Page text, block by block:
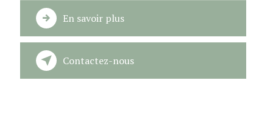
En savoir plus
Contactez-nous